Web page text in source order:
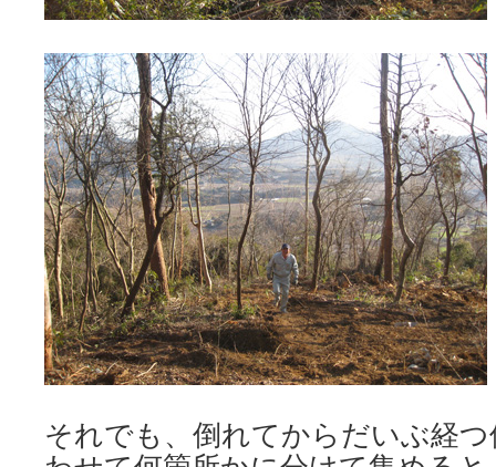
それでも、倒れてからだいぶ経